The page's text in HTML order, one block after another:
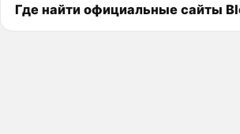
Где найти официальные сайты